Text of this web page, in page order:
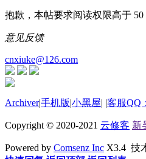
抱歉，本帖要求阅读权限高于
意见反馈
cnxiuke@126.com
Archiver|手机版|小黑屋| |客服QQ
Copyright © 2020-2021 云修客 新
Powered by Comsenz Inc X3.4 技